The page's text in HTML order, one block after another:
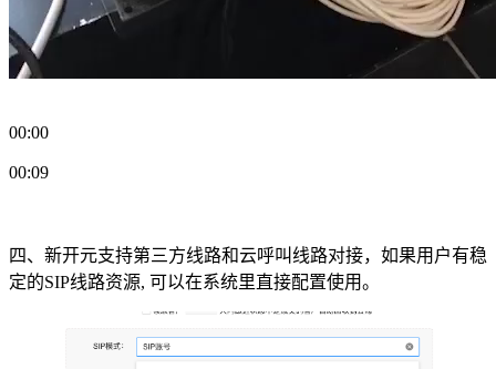
00:00
00:09
四、新开元支持第三方线路和云呼叫线路对接，如果用户有稳
定的SIP线路资源, 可以在系统里直接配置使用。